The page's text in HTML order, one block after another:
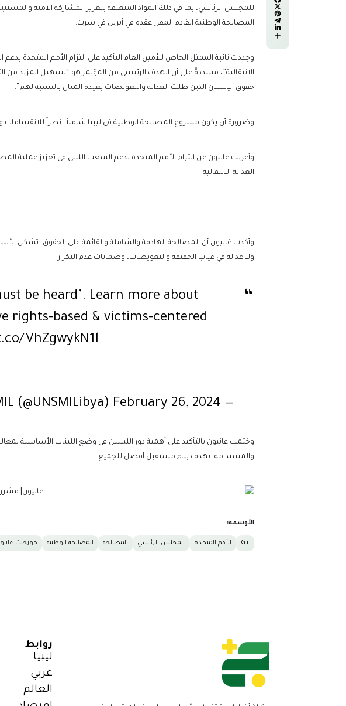
للمجلس الرئاسي، بما في ذلك المواد المتعلقة بتعزيز المشاركة الآمنة
المصالحة الوطنية القادم المقرر عقده في أبريل في سرت.
وجددت نائبة الممثل الخاص للأمين العام التأكيد على التزام الأمم المتحدة
الانتقالية”، مشددةً على أن الهدف الرئيسي من المؤتمر هو “تسهيل المزيد من
حقوق الإنسان الذين ظلت العدالة والتعويضات بعيدة المنال بالنسبة لهم”.
وضرورة أن يكون مشروع المصالحة الوطنية في ليبيا شاملاً، نظراً للانقسامات
وأعربت غانيون عن التزام الأمم المتحدة بدعم الشعب الليبي في تعزيز
العدالة الانتقالية.
وأكدت غانيون أن المصالحة الهادفة والشاملة والقائمة على الحقوق، تشكل
ولا عدالة في غياب الحقيقة والتعويضات، وضمانات عدم التكرار
be heard". Learn more about
rights-based & victims-centered
VhZgwykN1l
— UNSMIL (@UNSMILibya)
February 26, 2024
وختمت غانيون بالتأكيد على أهمية دور الليبيين في وضع اللبنات الأساسية
والمستدامة، بهدف بناء مستقبل أفضل للجميع
الأوسمة:
+G الأمم المتحدة المجلس الرئاسي المصالحة المصالحة الوطنية جورجيت
روابط
ليبيا
عربي
العالم